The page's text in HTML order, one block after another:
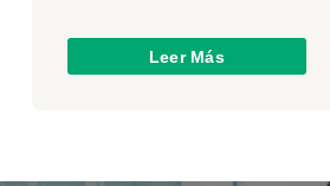
Leer Más